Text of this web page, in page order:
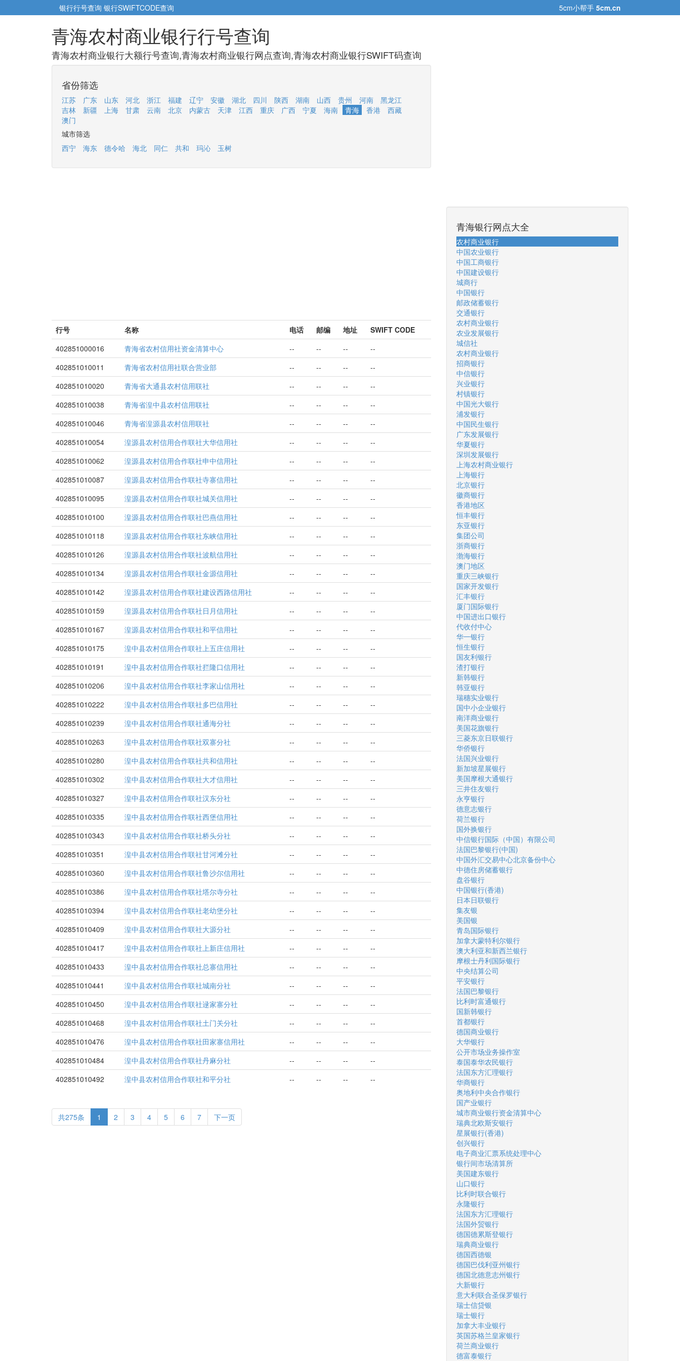
银行行号查询 银行SWIFTCODE查询 5cm小帮手 5cm.cn
青海农村商业银行行号查询
青海农村商业银行大额行号查询,青海农村商业银行网点查询,青海农村商业银行SWIFT码查询
省份筛选
江苏 广东 山东 河北 浙江 福建 辽宁 安徽 湖北 四川 陕西 湖南 山西 贵州 河南
黑龙江
吉林
新疆 上海 甘肃 云南 北京 内蒙古 天津 江西 重庆 广西 宁夏 海南 青海 香港
西藏
澳门
城市筛选
西宁
海东 德令哈 海北 同仁 共和 玛沁 玉树
行号 名称 电话 邮编 地址
SWIFT CODE
402851000016
青海省农村信用社资金清算中心 -- -- --
--
402851010011
青海省农村信用社联合营业部 -- -- --
--
402851010020
青海省大通县农村信用联社 -- -- --
--
402851010038
青海省湟中县农村信用联社 -- -- --
--
402851010046
青海省湟源县农村信用联社 -- -- --
--
402851010054
湟源县农村信用合作联社大华信用社 -- -- --
--
402851010062
湟源县农村信用合作联社申中信用社 -- -- --
--
402851010087
湟源县农村信用合作联社寺寨信用社 -- -- --
--
402851010095
湟源县农村信用合作联社城关信用社 -- -- --
--
402851010100
湟源县农村信用合作联社巴燕信用社 -- -- --
--
402851010118
湟源县农村信用合作联社东峡信用社 -- -- --
--
402851010126
湟源县农村信用合作联社波航信用社 -- -- --
--
402851010134
湟源县农村信用合作联社金源信用社 -- -- --
--
402851010142
湟源县农村信用合作联社建设西路信用社 -- -- --
--
402851010159
湟源县农村信用合作联社日月信用社 -- -- --
--
402851010167
湟源县农村信用合作联社和平信用社 -- -- --
--
402851010175
湟中县农村信用合作联社上五庄信用社 -- -- --
--
402851010191
湟中县农村信用合作联社拦隆口信用社 -- -- --
--
402851010206
湟中县农村信用合作联社李家山信用社 -- -- --
--
402851010222
湟中县农村信用合作联社多巴信用社 -- -- --
--
402851010239
湟中县农村信用合作联社通海分社 -- -- --
--
402851010263
湟中县农村信用合作联社双寨分社 -- -- --
--
402851010280
湟中县农村信用合作联社共和信用社 -- -- --
--
402851010302
湟中县农村信用合作联社大才信用社 -- -- --
--
402851010327
湟中县农村信用合作联社汉东分社 -- -- --
--
402851010335
湟中县农村信用合作联社西堡信用社 -- -- --
--
402851010343
湟中县农村信用合作联社桥头分社 -- -- --
--
402851010351
湟中县农村信用合作联社甘河滩分社 -- -- --
--
402851010360
湟中县农村信用合作联社鲁沙尔信用社 -- -- --
--
402851010386
湟中县农村信用合作联社塔尔寺分社 -- -- --
--
402851010394
湟中县农村信用合作联社老幼堡分社 -- -- --
--
402851010409
湟中县农村信用合作联社大源分社 -- -- --
--
402851010417
湟中县农村信用合作联社上新庄信用社 -- -- --
--
402851010433
湟中县农村信用合作联社总寨信用社 -- -- --
--
402851010441
湟中县农村信用合作联社城南分社 -- -- --
--
402851010450
湟中县农村信用合作联社逯家寨分社 -- -- --
--
402851010468
湟中县农村信用合作联社土门关分社 -- -- --
--
402851010476
湟中县农村信用合作联社田家寨信用社 -- -- --
--
402851010484
湟中县农村信用合作联社丹麻分社 -- -- --
--
402851010492
湟中县农村信用合作联社和平分社 -- -- -- --
共275条 1 2 3 4 5 6 7 下一页
青海银行网点大全
农村商业银行
中国农业银行
中国工商银行
中国建设银行
城商行
中国银行
邮政储蓄银行
交通银行
农村商业银行
农业发展银行
城信社
农村商业银行
招商银行
中信银行
兴业银行
村镇银行
中国光大银行
浦发银行
中国民生银行
广东发展银行
华夏银行
深圳发展银行
上海农村商业银行
上海银行
北京银行
徽商银行
香港地区
恒丰银行
东亚银行
集团公司
浙商银行
渤海银行
澳门地区
重庆三峡银行
国家开发银行
汇丰银行
厦门国际银行
中国进出口银行
代收付中心
华一银行
恒生银行
国友利银行
渣打银行
新韩银行
韩亚银行
瑞穗实业银行
国中小企业银行
南洋商业银行
美国花旗银行
三菱东京日联银行
华侨银行
法国兴业银行
新加坡星展银行
美国摩根大通银行
三井住友银行
永亨银行
德意志银行
荷兰银行
国外换银行
中信银行国际（中国）有限公司
法国巴黎银行(中国)
中国外汇交易中心北京备份中心
中德住房储蓄银行
盘谷银行
中国银行(香港)
日本日联银行
集友银
美国银
青岛国际银行
加拿大蒙特利尔银行
澳大利亚和新西兰银行
摩根士丹利国际银行
中央结算公司
平安银行
法国巴黎银行
比利时富通银行
国新韩银行
首都银行
德国商业银行
大华银行
公开市场业务操作室
泰国泰华农民银行
法国东方汇理银行
华商银行
奥地利中央合作银行
国产业银行
城市商业银行资金清算中心
瑞典北欧斯安银行
星展银行(香港)
创兴银行
电子商业汇票系统处理中心
银行间市场清算所
美国建东银行
山口银行
比利时联合银行
永隆银行
法国东方汇理银行
法国外贸银行
德国德累斯登银行
瑞典商业银行
德国西德银
德国巴伐利亚州银行
德国北德意志州银行
大新银行
意大利联合圣保罗银行
瑞士信贷银
瑞士银行
加拿大丰业银行
英国苏格兰皇家银行
荷兰商业银行
德富泰银行